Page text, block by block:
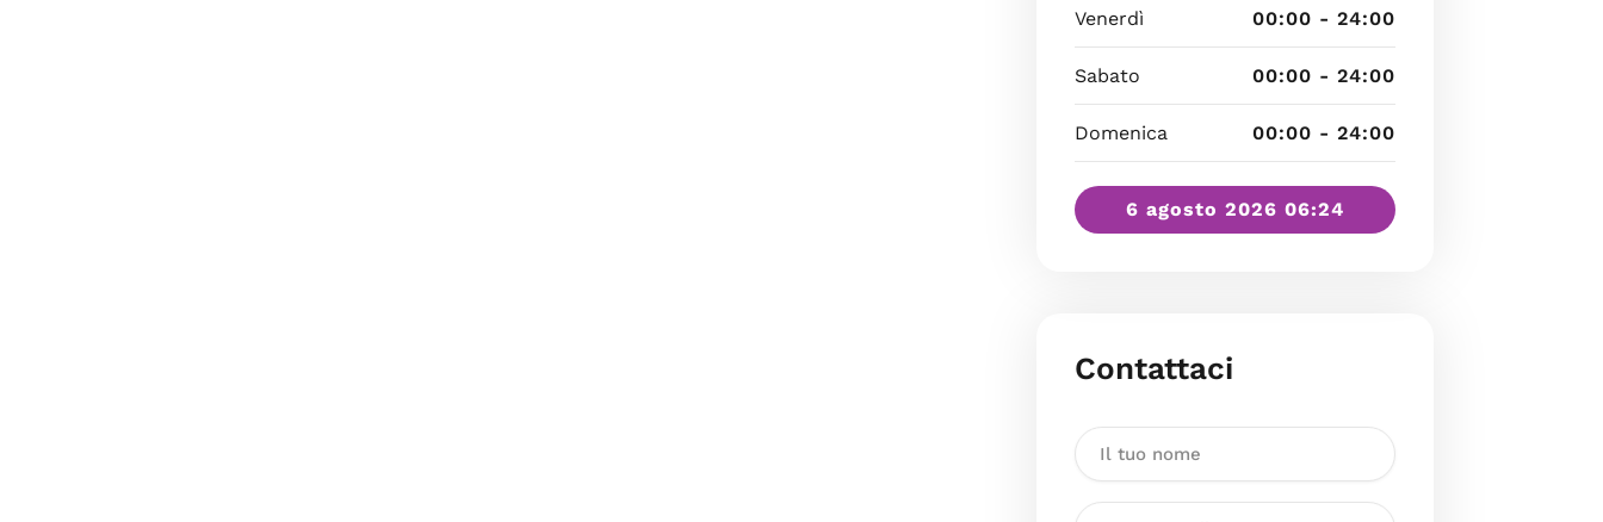
Venerdì 00:00 - 24:00
Sabato 00:00 - 24:00
Domenica 00:00 - 24:00
6 agosto 2026 06:24
Contattaci